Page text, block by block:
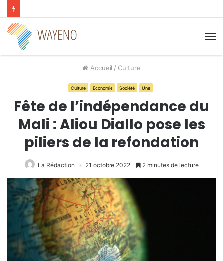
Accueil / Culture
Culture Economie Société Une
Fête de l’indépendance du
Mali : Aliou Diallo pose les
piliers de la refondation
La Rédaction 21 octobre 2022 2 minutes de lecture